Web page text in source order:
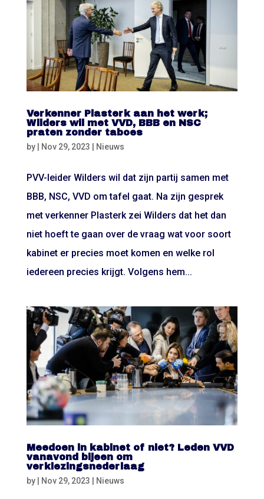
Verkenner Plasterk aan het werk;
Wilders wil met VVD, BBB en NSC
praten zonder taboes
by Nov 29, 2023 Nieuws
PVV-leider Wilders wil dat zijn partij samen met
BBB, NSC, VVD om tafel gaat. Na zijn gesprek
met verkenner Plasterk zei Wilders dat het dan
niet hoeft te gaan over de vraag wat voor soort
kabinet er precies moet komen en welke rol
iedereen precies krijgt. Volgens hem...
Meedoen in kabinet of niet? Leden VVD
vanavond bijeen om
verkiezingsnederlaag
by Nov 29, 2023 Nieuws